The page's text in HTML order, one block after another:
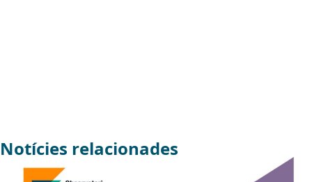
Notícies relacionades